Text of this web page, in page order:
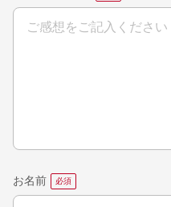
お名前